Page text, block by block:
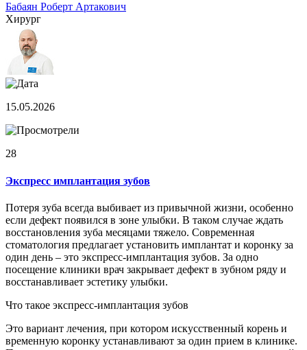
Бабаян Роберт Артакович
Хирург
15.05.2026
28
Экспресс имплантация зубов
Потеря зуба всегда выбивает из привычной жизни, особенно
если дефект появился в зоне улыбки. В таком случае ждать
восстановления зуба месяцами тяжело. Современная
стоматология предлагает установить имплантат и коронку за
один день – это экспресс-имплантация зубов. За одно
посещение клиники врач закрывает дефект в зубном ряду и
восстанавливает эстетику улыбки.
Что такое экспресс-имплантация зубов
Это вариант лечения, при котором искусственный корень и
временную коронку устанавливают за один прием в клинике.